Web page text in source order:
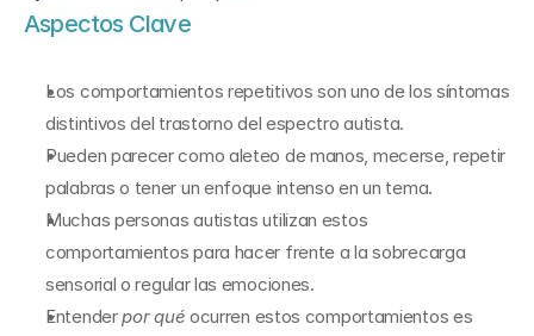
Aspectos Clave
Los comportamientos repetitivos son uno de los síntomas
distintivos del trastorno del espectro autista.
Pueden parecer como aleteo de manos, mecerse, repetir
palabras o tener un enfoque intenso en un tema.
Muchas personas autistas utilizan estos
comportamientos para hacer frente a la sobrecarga
sensorial o regular las emociones.
Entender por qué ocurren estos comportamientos es